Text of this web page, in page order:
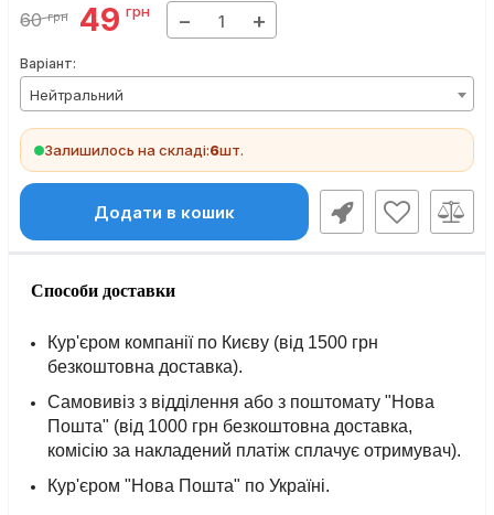
60 грн 49 грн − +
Варіант:
Нейтральний
Залишилось на складі:6шт.
Додати в кошик
Способи доставки
Кур'єром компанії по Києву (від 1500 грн
безкоштовна доставка).
Самовивіз з відділення або з поштомату "Нова
Пошта" (від 1000 грн безкоштовна доставка,
комісію за накладений платіж сплачує отримувач).
Кур'єром "Нова Пошта" по Україні.